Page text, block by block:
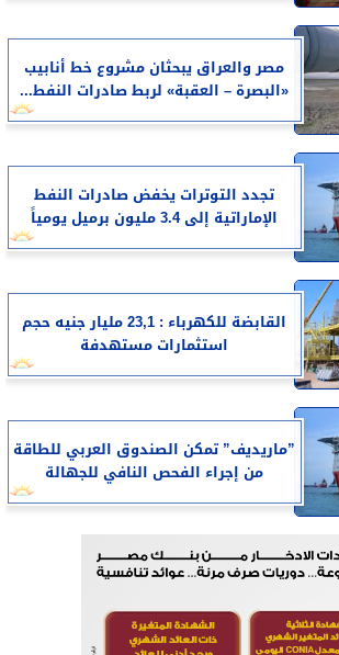
مصر والعراق يبحثان مشروع خط أنابيب
«البصرة – العقبة» لربط صادرات النفط...
تجدد التوترات يخفض صادرات النفط
الإماراتية إلى 3.4 مليون برميل يومياً
القابضة للكهرباء : 23,1 مليار جنيه حجم
استثمارات مستهدفة
”ماريديف” تمكن الصندوق العربي للطاقة
من إجراء الفحص النافي للجهالة